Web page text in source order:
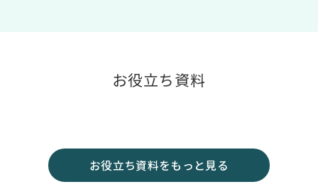
お役立ち資料
お役立ち資料をもっと見る